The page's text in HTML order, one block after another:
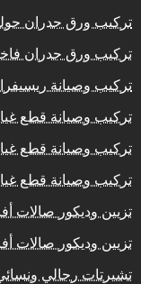
تركيب ورق جدران
تركيب ورق جدران
تركيب وصيانة
تركيب وصيانة قطع
تركيب وصيانة قطع
تركيب وصيانة قطع
تزيين وديكور صالات
تزيين وديكور صالات
تشيرتات رجالي